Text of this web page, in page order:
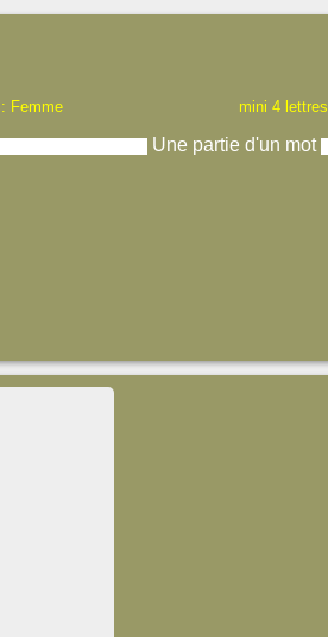
Femme mini 4 lettres
Une partie d'un mot